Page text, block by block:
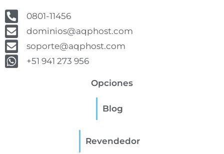
0801-11456
dominios@aqphost.com
soporte@aqphost.com
+51 941 273 956
Opciones
Blog
Revendedor